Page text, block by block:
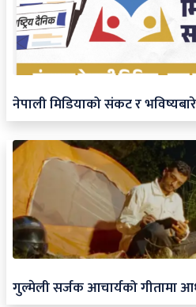
नेपाली मिडियाको संकट र भविष्यबारे
गुल्मेली सर्जक आचार्यको गीतामा